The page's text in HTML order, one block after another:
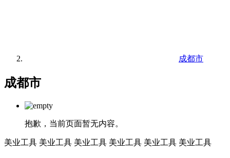
成都市
成都市
抱歉，当前页面暂无内容。
美业工具 美业工具 美业工具 美业工具 美业工具 美业工具